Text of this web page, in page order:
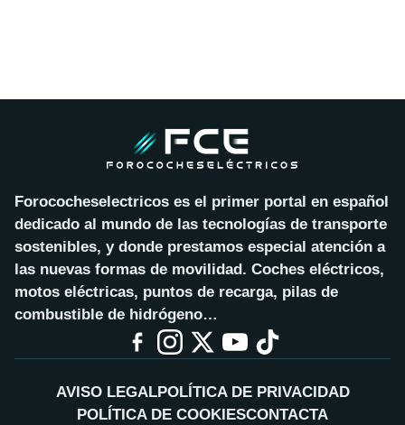
Forococheselectricos es el primer portal en español
dedicado al mundo de las tecnologías de transporte
sostenibles, y donde prestamos especial atención a
las nuevas formas de movilidad. Coches eléctricos,
motos eléctricas, puntos de recarga, pilas de
combustible de hidrógeno…
AVISO LEGALPOLÍTICA DE PRIVACIDAD
POLÍTICA DE COOKIESCONTACTA